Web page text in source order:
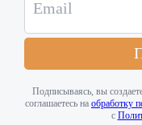
Подписываясь, вы
соглашаетесь на обработку
с